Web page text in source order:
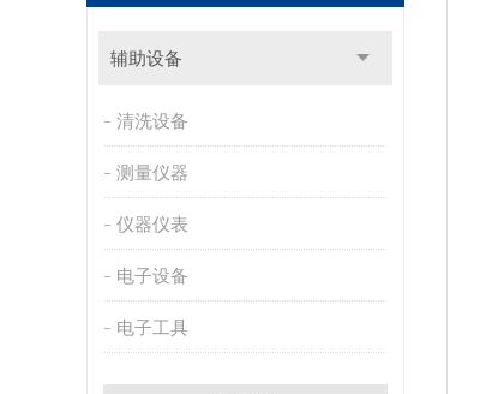
辅助设备
清洗设备
测量仪器
仪器仪表
电子设备
电子工具